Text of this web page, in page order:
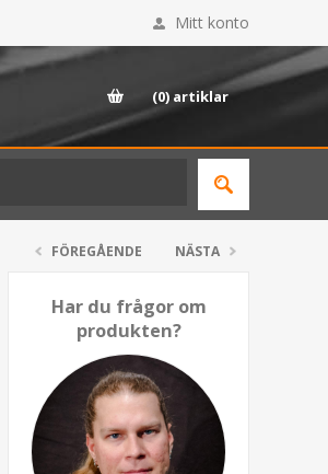
Mitt konto
(0) artiklar
FÖREGÅENDE NÄSTA
Har du frågor om
produkten?